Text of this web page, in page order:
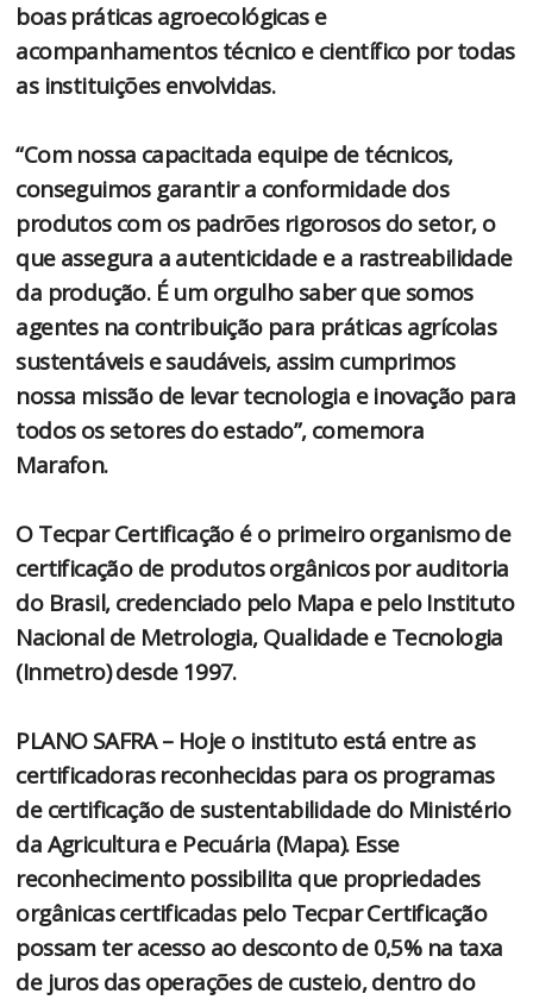
boas práticas agroecológicas e
acompanhamentos técnico e científico por todas
as instituições envolvidas.
“Com nossa capacitada equipe de técnicos,
conseguimos garantir a conformidade dos
produtos com os padrões rigorosos do setor, o
que assegura a autenticidade e a rastreabilidade
da produção. É um orgulho saber que somos
agentes na contribuição para práticas agrícolas
sustentáveis e saudáveis, assim cumprimos
nossa missão de levar tecnologia e inovação para
todos os setores do estado”, comemora
Marafon.
O Tecpar Certificação é o primeiro organismo de
certificação de produtos orgânicos por auditoria
do Brasil, credenciado pelo Mapa e pelo Instituto
Nacional de Metrologia, Qualidade e Tecnologia
(Inmetro) desde 1997.
PLANO SAFRA – Hoje o instituto está entre as
certificadoras reconhecidas para os programas
de certificação de sustentabilidade do Ministério
da Agricultura e Pecuária (Mapa). Esse
reconhecimento possibilita que propriedades
orgânicas certificadas pelo Tecpar Certificação
possam ter acesso ao desconto de 0,5% na taxa
de juros das operações de custeio, dentro do